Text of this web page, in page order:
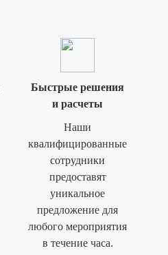
Быстрые решения
и расчеты
Наши
квалифицированные
сотрудники
предоставят
уникальное
предложение для
любого мероприятия
в течение часа.